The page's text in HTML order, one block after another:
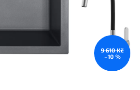
9 610 Kč
–10 %